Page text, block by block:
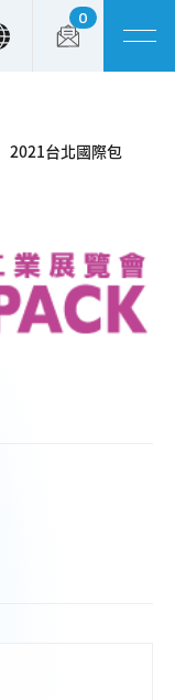
0
2021台北國際包